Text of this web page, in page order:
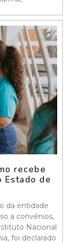
recebe
de
da entidade
a convênios,
Nacional
foi declarado